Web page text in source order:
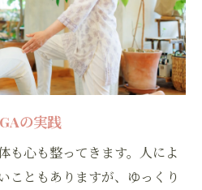
の実践
も心も整ってきます。人によ
こともありますが、ゆっくり